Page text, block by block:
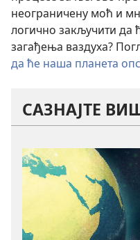
неограничену моћ и
логично закључити да
загађења ваздуха?
да ће наша планета
САЗНАЈТЕ